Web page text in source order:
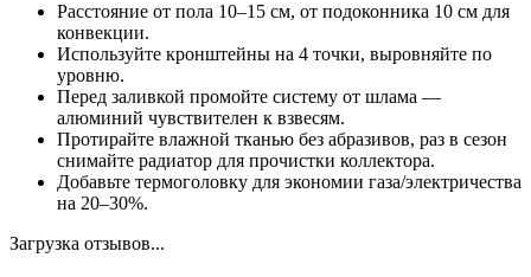
Расстояние от пола 10–15 см, от подоконника 10 см для
конвекции.
Используйте кронштейны на 4 точки, выровняйте по
уровню.
Перед заливкой промойте систему от шлама —
алюминий чувствителен к взвесям.
Протирайте влажной тканью без абразивов, раз в сезон
снимайте радиатор для прочистки коллектора.
Добавьте термоголовку для экономии газа/электричества
на 20–30%.
Загрузка отзывов...